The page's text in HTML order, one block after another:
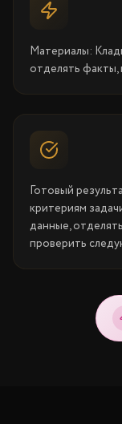
Материалы:
отделять
Готовый
критериям
данные,
проверить